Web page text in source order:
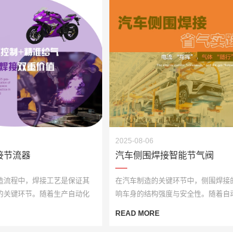
节流器
流程中，焊接工艺是保证其
关键环节。随着生产自动化
2025-08-06
汽车侧围焊接智能节气阀
在汽车制造的关键环节中，侧围焊接
响车身的结构强度与安全性。随着自
READ MORE